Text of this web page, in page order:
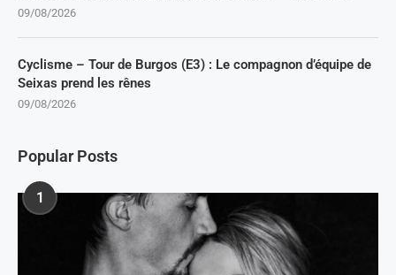
09/08/2026
Cyclisme – Tour de Burgos (E3) : Le compagnon d’équipe de
Seixas prend les rênes
09/08/2026
Popular Posts
1